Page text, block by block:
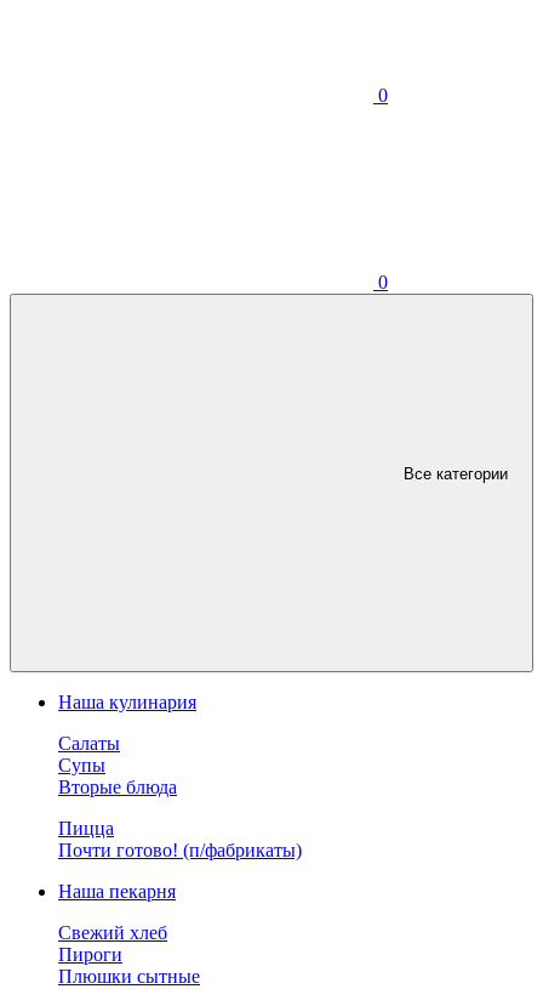
0
0
Все категории
Наша кулинария
Салаты
Супы
Вторые блюда
Пицца
Почти готово! (п/фабрикаты)
Наша пекарня
Свежий хлеб
Пироги
Плюшки сытные